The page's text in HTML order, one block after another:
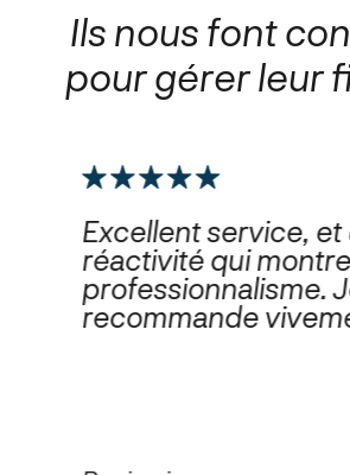
Ils nous font
pour gérer leur
Excellent service, et
réactivité qui
professionnalisme.
recommande